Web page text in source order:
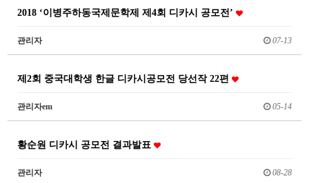
2018 ‘이병주하동국제문학제 제4회 디카시 공모전’
관리자 07-13
제2회 중국대학생 한글 디카시공모전 당선작 22편
관리자em 05-14
황순원 디카시 공모전 결과발표
관리자 08-28